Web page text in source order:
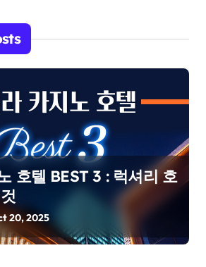
호텔 BEST 3 : 럭셔리 호
20, 2025